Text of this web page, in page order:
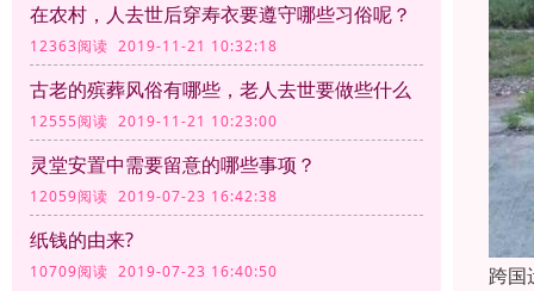
在农村，人去世后穿寿衣要遵守哪些习俗呢？
12363阅读 2019-11-21 10:32:18
古老的殡葬风俗有哪些，老人去世要做些什么
12555阅读 2019-11-21 10:23:00
灵堂安置中需要留意的哪些事项？
12059阅读 2019-07-23 16:42:38
纸钱的由来?
10709阅读 2019-07-23 16:40:50
跨国